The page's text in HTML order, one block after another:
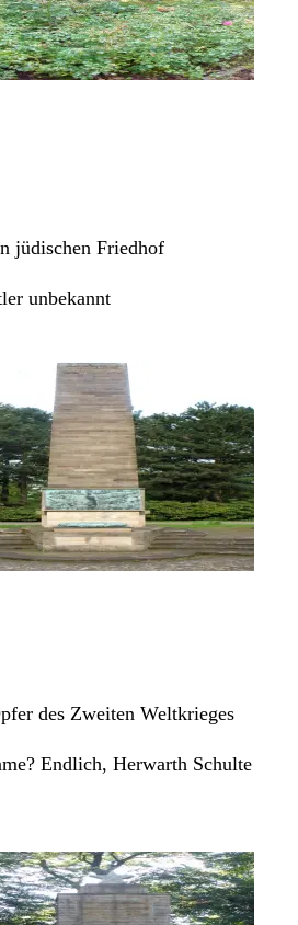
jüdischen Friedhof
unbekannt
des Zweiten Weltkrieges
Endlich, Herwarth Schulte